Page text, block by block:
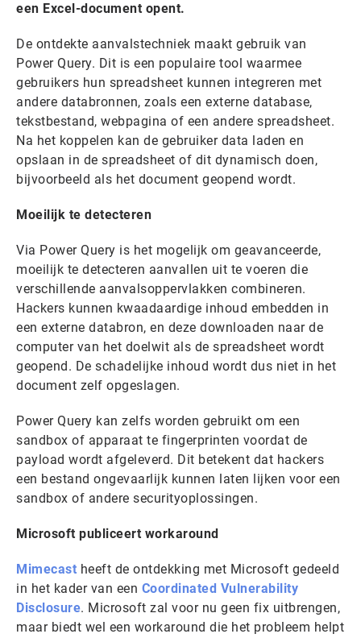
een Excel-document opent.
De ontdekte aanvalstechniek maakt gebruik van
Power Query. Dit is een populaire tool waarmee
gebruikers hun spreadsheet kunnen integreren met
andere databronnen, zoals een externe database,
tekstbestand, webpagina of een andere spreadsheet.
Na het koppelen kan de gebruiker data laden en
opslaan in de spreadsheet of dit dynamisch doen,
bijvoorbeeld als het document geopend wordt.
Moeilijk te detecteren
Via Power Query is het mogelijk om geavanceerde,
moeilijk te detecteren aanvallen uit te voeren die
verschillende aanvalsoppervlakken combineren.
Hackers kunnen kwaadaardige inhoud embedden in
een externe databron, en deze downloaden naar de
computer van het doelwit als de spreadsheet wordt
geopend. De schadelijke inhoud wordt dus niet in het
document zelf opgeslagen.
Power Query kan zelfs worden gebruikt om een
sandbox of apparaat te fingerprinten voordat de
payload wordt afgeleverd. Dit betekent dat hackers
een bestand ongevaarlijk kunnen laten lijken voor een
sandbox of andere securityoplossingen.
Microsoft publiceert workaround
Mimecast heeft de ontdekking met Microsoft gedeeld
in het kader van een Coordinated Vulnerability
Disclosure. Microsoft zal voor nu geen fix uitbrengen,
maar biedt wel een workaround die het probleem helpt